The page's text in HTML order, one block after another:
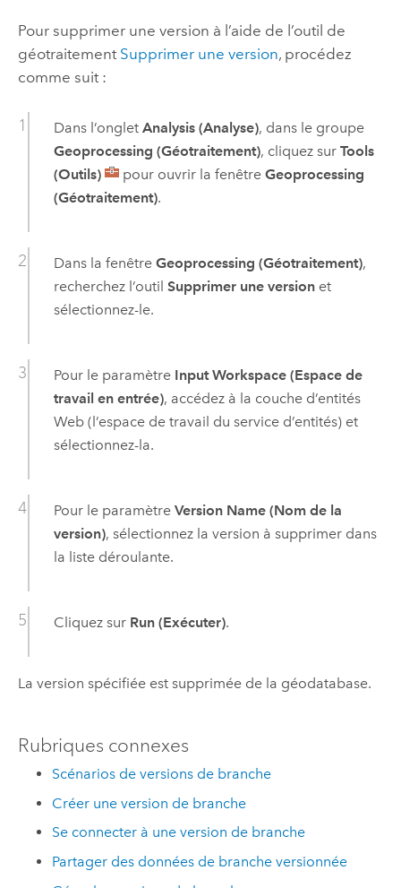
Pour supprimer une version à l’aide de l’outil de
géotraitement Supprimer une version, procédez
comme suit :
Dans l’onglet Analysis (Analyse), dans le groupe
Geoprocessing (Géotraitement), cliquez sur Tools
(Outils)
pour ouvrir la fenêtre Geoprocessing
(Géotraitement).
Dans la fenêtre Geoprocessing (Géotraitement),
recherchez l’outil Supprimer une versionet
sélectionnez-le.
Pour le paramètre Input Workspace (Espace de
travail en entrée), accédez à la couche d’entités
Web (l’espace de travail du service d’entités) et
sélectionnez-la.
Pour le paramètre Version Name (Nom de la
version), sélectionnez la version à supprimer dans
la liste déroulante.
Cliquez sur Run (Exécuter).
La version spécifiée est supprimée de la géodatabase.
Rubriques connexes
Scénarios de versions de branche
Créer une version de branche
Se connecter à une version de branche
Partager des données de branche versionnée